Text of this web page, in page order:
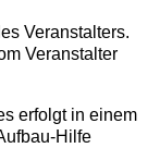
Veranstalters.
Veranstalter
erfolgt in einem
Hilfe